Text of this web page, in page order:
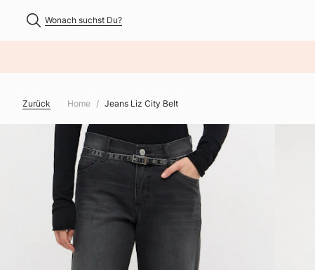
Wonach suchst Du?
Zurück Home Jeans Liz City Belt